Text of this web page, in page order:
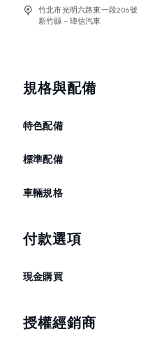
竹北市光明六路東一段206號
新竹縣－瑋信汽車
規格與配備
特色配備
標準配備
車輛規格
付款選項
現金購買
授權經銷商